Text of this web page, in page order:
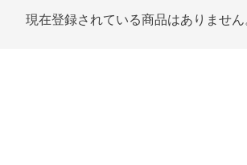
現在登録されている商品はありません